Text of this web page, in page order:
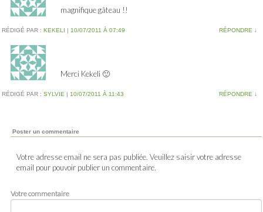
magnifique gâteau !!
RÉDIGÉ PAR : KEKELI | 10/07/2011 À 07:49 RÉPONDRE ↓
Merci Kekeli 🙂
RÉDIGÉ PAR : SYLVIE | 10/07/2011 À 11:43 RÉPONDRE ↓
Poster un commentaire
Votre adresse email ne sera pas publiée. Veuillez saisir votre adresse
email pour pouvoir publier un commentaire.
Votre commentaire